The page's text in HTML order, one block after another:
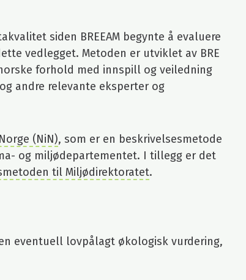
siden BREEAM begynte å evaluere
vedlegget. Metoden er utviklet av BRE
forhold med innspill og veiledning
andre relevante eksperter og
(NiN), som er en beskrivelsesmetode
og miljødepartementet. I tillegg er det
til Miljødirektoratet.
eventuell lovpålagt økologisk vurdering,